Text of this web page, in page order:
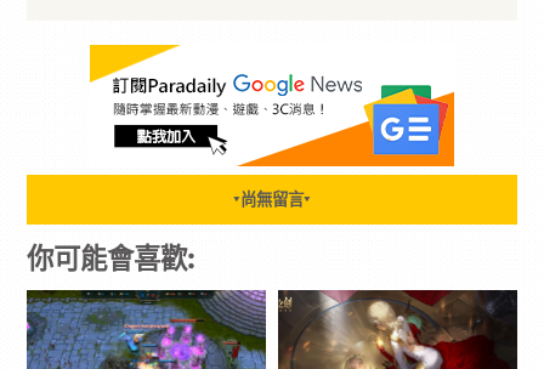
▼ 尚無留言▼
你可能會喜歡: